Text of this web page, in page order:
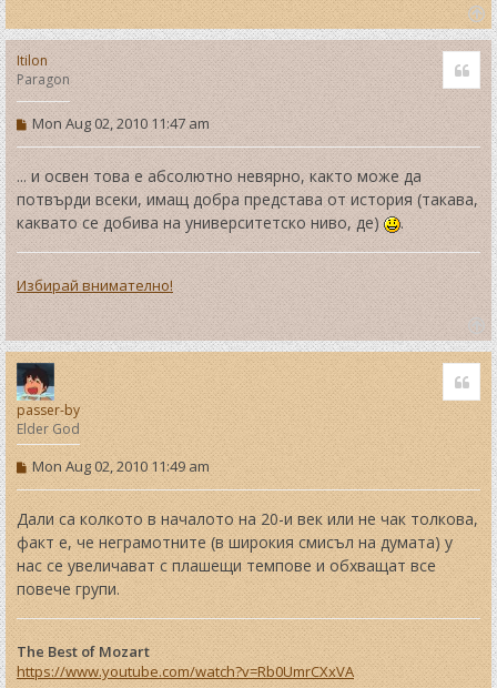
T
o
p
Itilon
Paragon
P
o
s
t
Mon Aug 02, 2010 11:47 am
... и освен това е абсолютно невярно, както може да
потвърди всеки, имащ добра представа от история (такава,
каквато се добива на университетско ниво, де)
.
Избирай внимателно!
T
o
p
passer-by
Elder God
P
o
s
t
Mon Aug 02, 2010 11:49 am
Дали са колкото в началото на 20-и век или не чак толкова,
факт е, че неграмотните (в широкия смисъл на думата) у
нас се увеличават с плашещи темпове и обхващат все
повече групи.
The Best of Mozart
https://www.youtube.com/watch?v=Rb0UmrCXxVA